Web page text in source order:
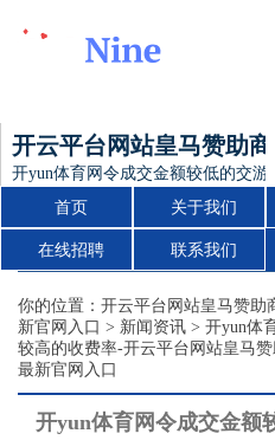
开云平台网站皇马赞助
开yun体育网令成交金额较低的交
首页
关于我们
在线招聘 联系我们
你的位置： 开云平台网站皇马赞助
新官网入口 > 新闻资讯 > 开yun体
较高的收费率-开云平台网站皇马
最新官网入口
开yun体育网令成交金额